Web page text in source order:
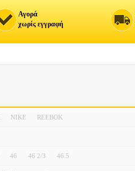
Αγορά
χωρίς εγγραφή
NIKE REEBOK
46 46 2/3 46.5